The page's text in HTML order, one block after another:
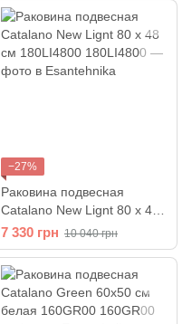
−27%
Раковина подвесная
Catalano New Lignt 80 x 48
см 180LI4800
7 330 грн 10 040 грн